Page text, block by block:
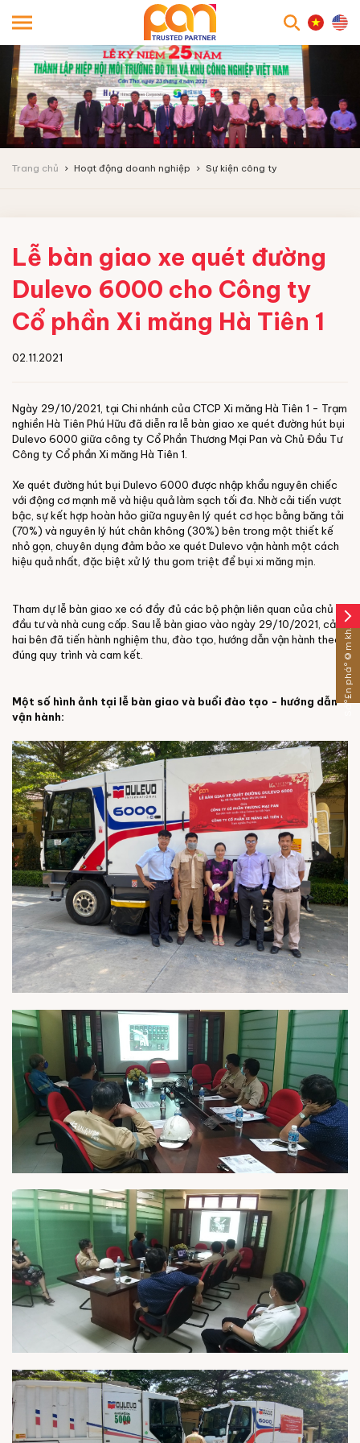
Trang chủ Hoạt động doanh nghiệp Sự kiện công ty
Lễ bàn giao xe quét đường
Dulevo 6000 cho Công ty
Cổ phần Xi măng Hà Tiên 1
02.11.2021
Ngày 29/10/2021, tại Chi nhánh của CTCP Xi măng Hà Tiên 1 - Trạm
nghiền Hà Tiên Phú Hữu đã diễn ra lễ bàn giao xe quét đường hút bụi
Dulevo 6000 giữa công ty Cổ Phần Thương Mại Pan và Chủ Đầu Tư
Công ty Cổ phần Xi măng Hà Tiên 1.
Xe quét đường hút bụi Dulevo 6000 được nhập khẩu nguyên chiếc
với động cơ mạnh mẽ và hiệu quả làm sạch tối đa. Nhờ cải tiến vượt
bậc, sự kết hợp hoàn hảo giữa nguyên lý quét cơ học bằng băng tải
(70%) và nguyên lý hút chân không (30%) bên trong một thiết kế
nhỏ gọn, chuyên dụng đảm bảo xe quét Dulevo vận hành một cách
hiệu quả nhất, đặc biệt xử lý thu gom triệt để bụi xi măng mịn.
Tham dự lễ bàn giao xe có đầy đủ các bộ phận liên quan của chủ
đầu tư và nhà cung cấp. Sau lễ bàn giao vào ngày 29/10/2021, cả
hai bên đã tiến hành nghiệm thu, đào tạo, hướng dẫn vận hành theo
đúng quy trình và cam kết.
Một số hình ảnh tại lễ bàn giao và buổi đào tạo - hướng dẫn
vận hành:
arrow_forward_ios
Sáº£n pháº©m khÃ¡c